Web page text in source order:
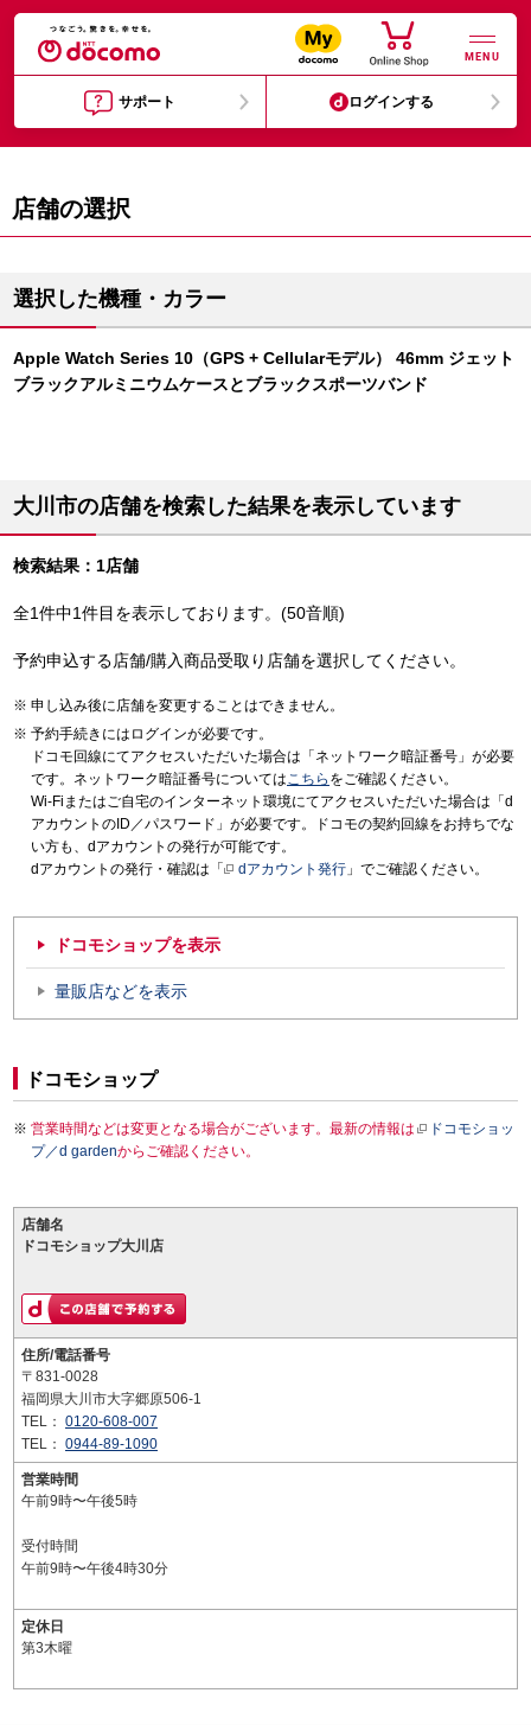
MENU
サポート ログインする
店舗の選択
選択した機種・カラー
Apple Watch Series 10（GPS + Cellularモデル） 46mm ジェット
ブラックアルミニウムケースとブラックスポーツバンド
大川市の店舗を検索した結果を表示しています
検索結果：1店舗
全1件中1件目を表示しております。(50音順)
予約申込する店舗/購入商品受取り店舗を選択してください。
申し込み後に店舗を変更することはできません。
予約手続きにはログインが必要です。
ドコモ回線にてアクセスいただいた場合は「ネットワーク暗証番号」が必要
です。ネットワーク暗証番号についてはこちら をご確認ください。
Wi-Fiまたはご自宅のインターネット環境にてアクセスいただいた場合は「d
アカウントのID／パスワード」が必要です。ドコモの契約回線をお持ちでな
い方も、dアカウントの発行が可能です。
dアカウントの発行・確認は「
dアカウント発行 」でご確認ください。
ドコモショップを表示
量販店などを表示
ドコモショップ
営業時間などは変更となる場合がございます。最新の情報は
ドコモショッ
プ／d gardenからご確認ください。
店舗名
ドコモショップ大川店
住所/電話番号
〒831-0028
福岡県大川市大字郷原506-1
TEL： 0120-608-007
TEL： 0944-89-1090
営業時間
午前9時〜午後5時
受付時間
午前9時〜午後4時30分
定休日
第3木曜